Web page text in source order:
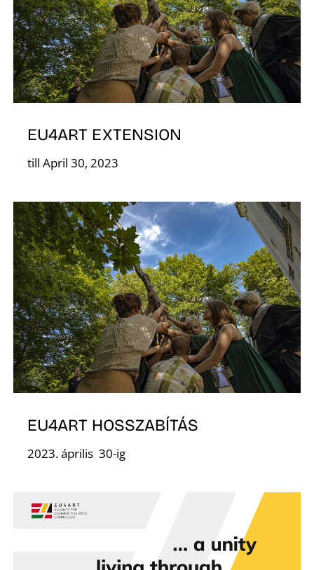
EU4ART EXTENSION
till April 30, 2023
EU4ART HOSSZABÍTÁS
2023. április 30-ig